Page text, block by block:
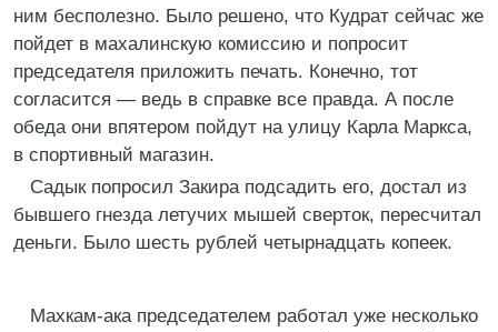
ним бесполезно. Было решено, что Кудрат сейчас же
пойдет в махалинскую комиссию и попросит
председателя приложить печать. Конечно, тот
согласится — ведь в справке все правда. А после
обеда они впятером пойдут на улицу Карла Маркса,
в спортивный магазин.
Садык попросил Закира подсадить его, достал из
бывшего гнезда летучих мышей сверток, пересчитал
деньги. Было шесть рублей четырнадцать копеек.
Махкам-ака председателем работал уже несколько